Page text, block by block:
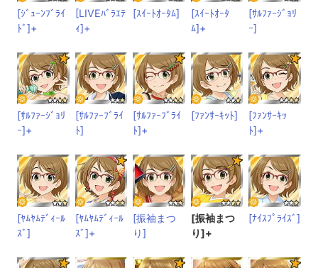
[ｼﾞｭｰﾝﾌﾞﾗｲ
ﾄﾞ]+
[LIVEﾊﾞﾗｴﾃ
ｨ]+
[ｽｲｰﾄｵｰﾀﾑ]
[ｽｲｰﾄｵｰﾀ
ﾑ]+
[ｻﾙﾌｧｰｼﾞｮﾘ
ｰ]
[ｻﾙﾌｧｰｼﾞｮﾘ
ｰ]+
[ｻﾙﾌｧｰﾌﾞﾗｲ
ﾄ]
[ｻﾙﾌｧｰﾌﾞﾗｲ
ﾄ]+
[ﾌｧﾝｻｰｷｯﾄ]
[ﾌｧﾝｻｰｷｯ
ﾄ]+
[ﾔﾑﾔﾑﾃﾞｨｰﾙ
ｽﾞ]
[ﾔﾑﾔﾑﾃﾞｨｰﾙ
ｽﾞ]+
[振袖まつ
り]
[振袖まつ
り]+
[ﾅｲｽﾌﾟﾗｲｽﾞ]